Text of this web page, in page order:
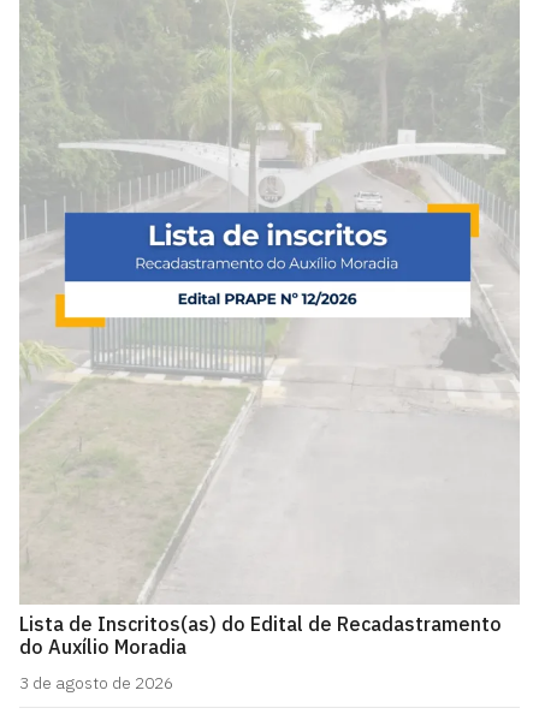
Lista de Inscritos(as) do Edital de Recadastramento
do Auxílio Moradia
3 de agosto de 2026